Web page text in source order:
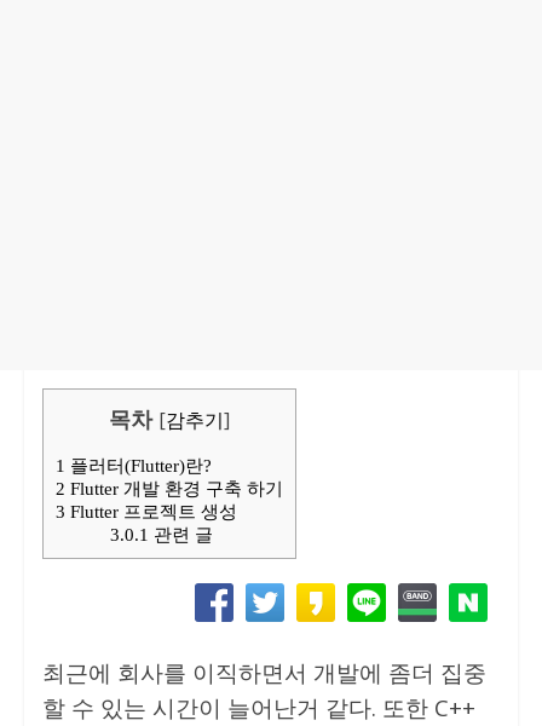
목차 [감추기]
1 플러터(Flutter)란?
2 Flutter 개발 환경 구축 하기
3 Flutter 프로젝트 생성
3.0.1 관련 글
최근에 회사를 이직하면서 개발에 좀더 집중
할 수 있는 시간이 늘어난거 같다. 또한 C++